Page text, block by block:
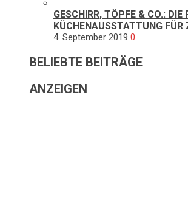
GESCHIRR, TÖPFE & CO.: DIE
KÜCHENAUSSTATTUNG FÜR
4. September 2019 0
BELIEBTE BEITRÄGE
ANZEIGEN